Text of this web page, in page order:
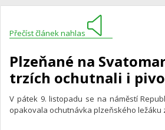
Přečíst článek nahlas
Plzeňané na
trzích ochutnali i pivo
V pátek 9. listopadu se na náměstí
opakovala ochutnávka plzeňského ležáku